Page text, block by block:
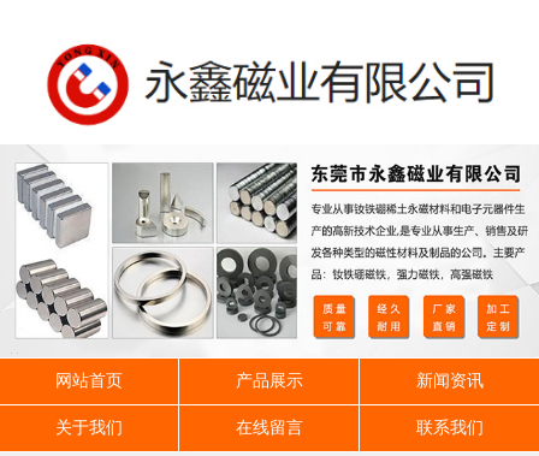
网站首页 产品展示 新闻资讯
关于我们 在线留言 联系我们